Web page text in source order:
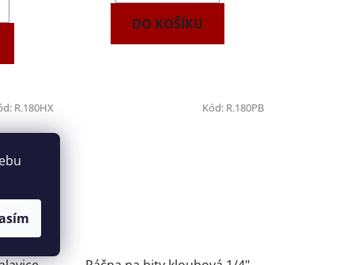
DO KOŠÍKU
R.180HX Kód: R.180PB